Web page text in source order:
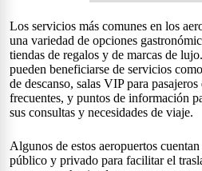
Los servicios más comunes en los
una variedad de opciones
tiendas de regalos y de marcas de
pueden beneficiarse de servicios
de descanso, salas VIP para
frecuentes, y puntos de información
sus consultas y necesidades de viaje.
Algunos de estos aeropuertos
público y privado para facilitar el